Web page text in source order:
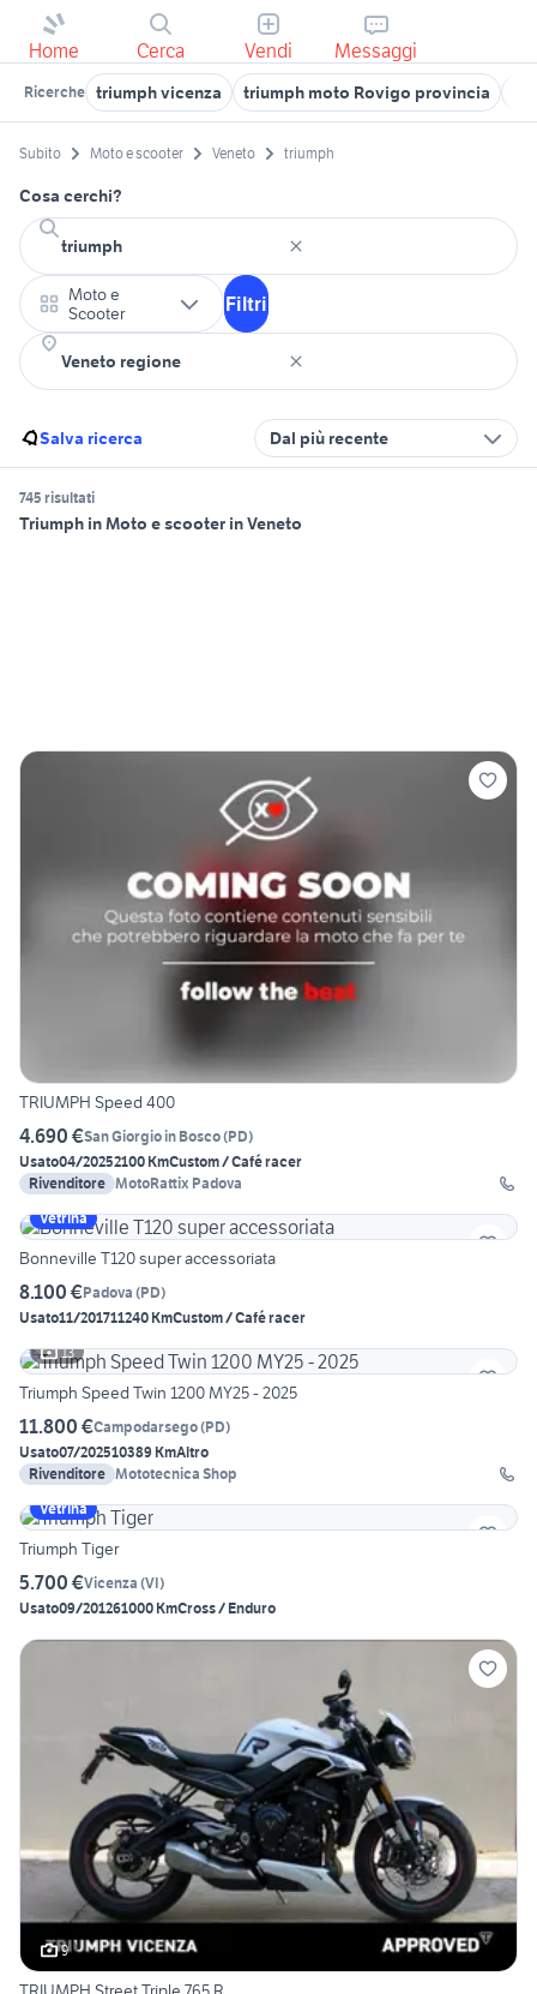
Home Cerca Vendi Messaggi
Ricerche triumph vicenza triumph moto Rovigo provincia
Subito Moto e scooter Veneto triumph
Cosa cerchi?
Moto e
Scooter
Filtri
Salva ricerca Dal più recente
745 risultati
Triumph in Moto e scooter in Veneto
TRIUMPH Speed 400
4.690 €San Giorgio in Bosco(PD)
Usato04/20252100 KmCustom / Café racer
Rivenditore MotoRattix Padova
Vetrina
Bonneville T120 super accessoriata
8.100 €Padova (PD)
Usato11/201711240 KmCustom / Café racer
13
Triumph Speed Twin 1200 MY25 - 2025
11.800 €Campodarsego(PD)
Usato07/202510389 KmAltro
Rivenditore Mototecnica Shop
Vetrina
Triumph Tiger
5.700 €Vicenza (VI)
Usato09/201261000 KmCross / Enduro
9